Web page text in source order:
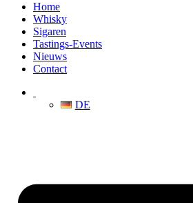
Home
Whisky
Sigaren
Tastings-Events
Nieuws
Contact
DE